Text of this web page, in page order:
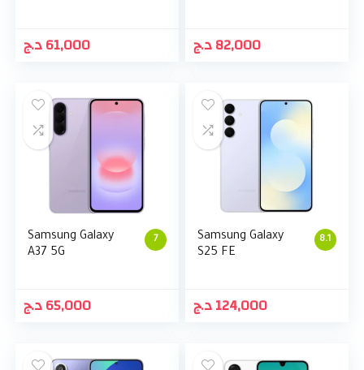
61,000د.ج 82,000د.ج
7
Samsung Galaxy
A37 5G
65,000د.ج
8.1
Samsung Galaxy
S25 FE
124,000د.ج